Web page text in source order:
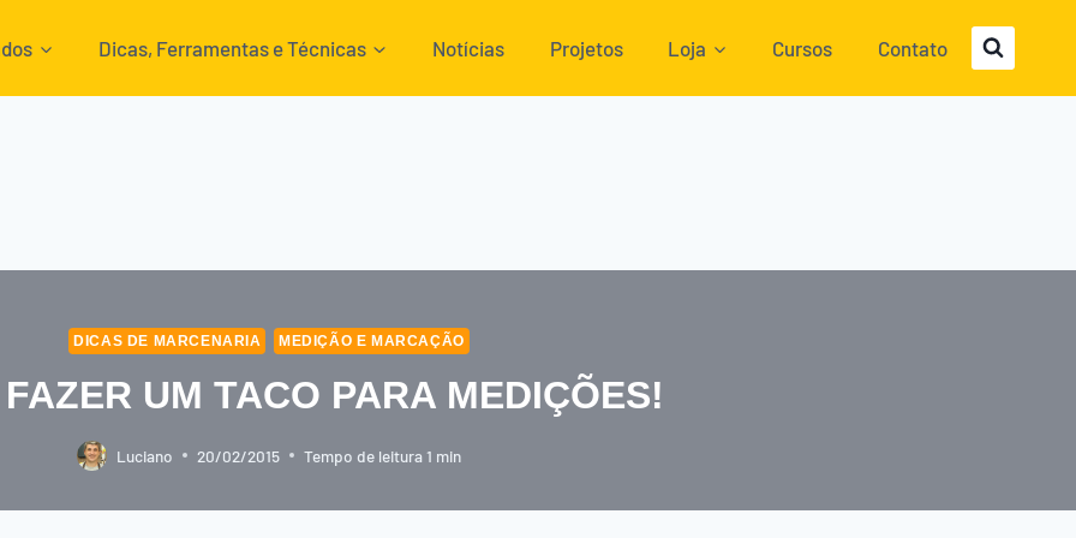
Dicas, Ferramentas e Técnicas Notícias Projetos Loja Cursos Contato
DICAS DE MARCENARIA MEDIÇÃO E MARCAÇÃO
UM TACO PARA MEDIÇÕES!
Luciano 20/02/2015 Tempo de leitura 1 min